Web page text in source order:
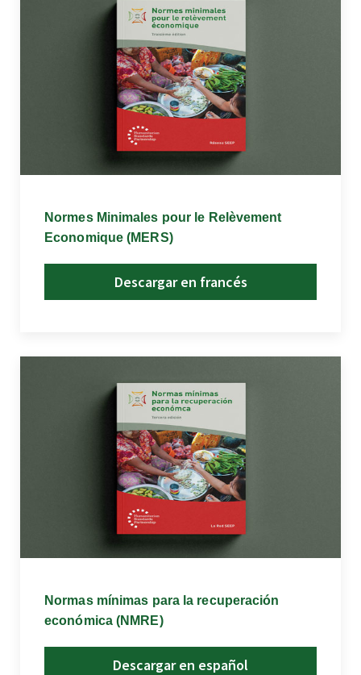
Normes Minimales pour le Relèvement
Economique (MERS)
Descargar en francés
Normas mínimas para la recuperación
económica (NMRE)
Descargar en español